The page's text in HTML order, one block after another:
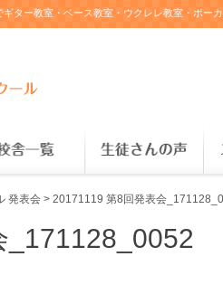
ター教室・ベース教室・ウクレレ教室・ボー
発表会 > 20171119 第8回発表会
_171128_0052